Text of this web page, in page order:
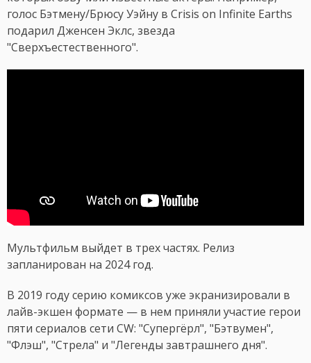
голос Бэтмену/Брюсу Уэйну в Crisis on Infinite Earths
подарил Дженсен Эклс, звезда
"Сверхъестественного".
Мультфильм выйдет в трех частях. Релиз
запланирован на 2024 год.
В 2019 году серию комиксов уже экранизировали в
лайв-экшен формате — в нем приняли участие герои
пяти сериалов сети CW: "Супергёрл", "Бэтвумен",
"Флэш", "Стрела" и "Легенды завтрашнего дня".